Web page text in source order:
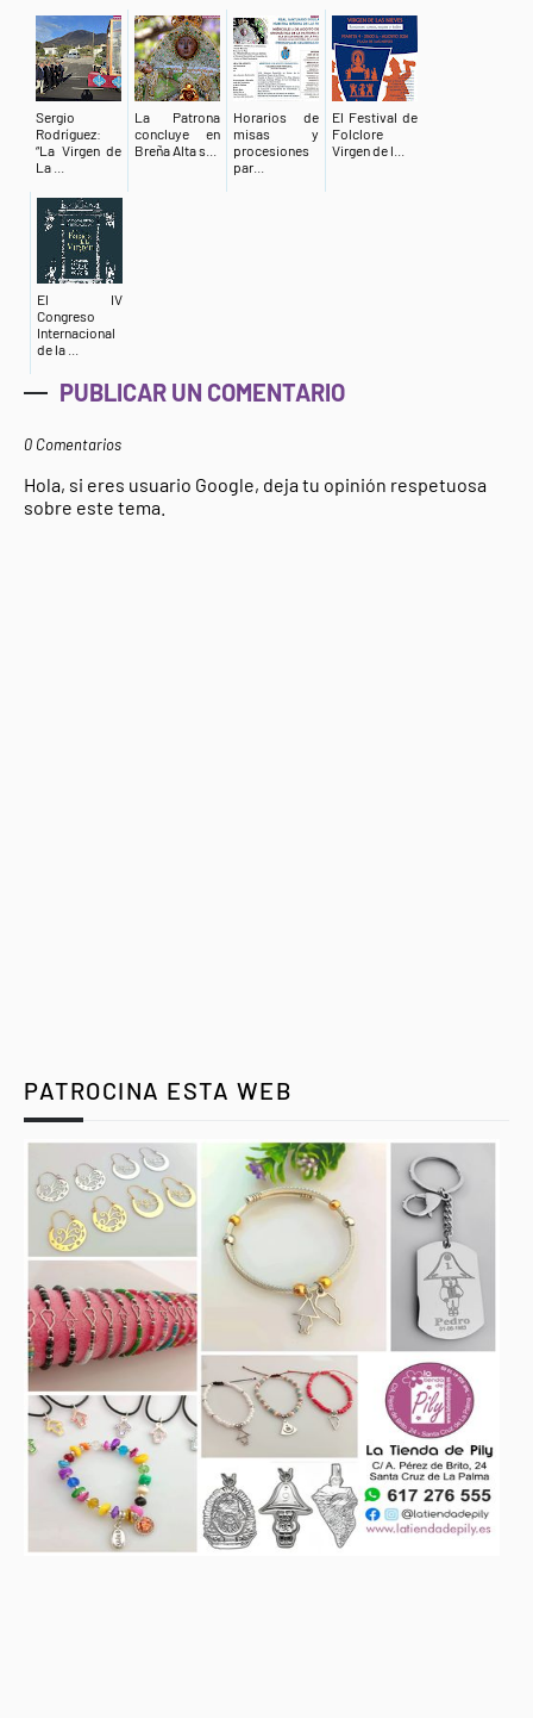
Sergio
Rodríguez:
“La Virgen de
La ...
La Patrona
concluye en
Breña Alta s...
Horarios de
misas y
procesiones
par...
El Festival de
Folclore
Virgen de l...
El IV
Congreso
Internacional
de la ...
PUBLICAR UN COMENTARIO
0 Comentarios
Hola, si eres usuario Google, deja tu opinión respetuosa
sobre este tema.
PATROCINA ESTA WEB